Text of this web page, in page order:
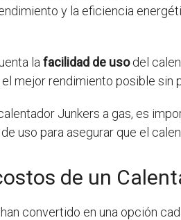
y la eficiencia
la facilidad de usodel
mejor rendimiento posible sin
Junkers a gas, es
uso para asegurar que el
de un
convertido en una opción